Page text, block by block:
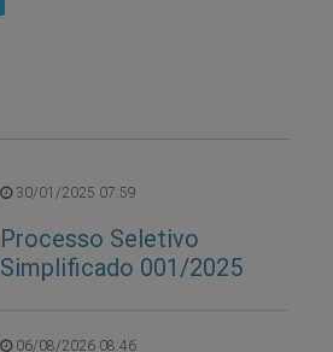
30/01/2025 07:59
Processo Seletivo
Simplificado 001/2025
06/08/2026 08:46